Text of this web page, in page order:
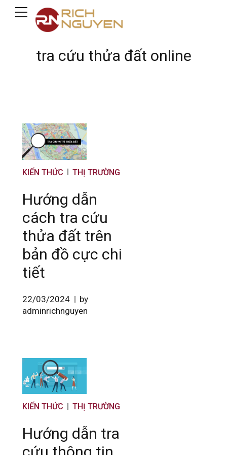
tra cứu thửa đất online
KIẾN THỨC THỊ TRƯỜNG
Hướng dẫn
cách tra cứu
thửa đất trên
bản đồ cực chi
tiết
22/03/2024
by
adminrichnguyen
KIẾN THỨC THỊ TRƯỜNG
Hướng dẫn tra